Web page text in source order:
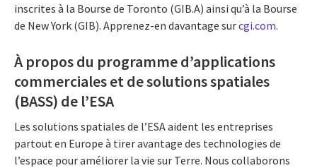
inscrites à la Bourse de Toronto (GIB.A) ainsi qu’à la Bourse
de New York (GIB). Apprenez-en davantage surcgi.com.
À propos du programme d’applications
commerciales et de solutions spatiales
(BASS) de l’ESA
Les solutions spatiales de l’ESA aident les entreprises
partout en Europe à tirer avantage des technologies de
l’espace pour améliorer la vie sur Terre. Nous collaborons